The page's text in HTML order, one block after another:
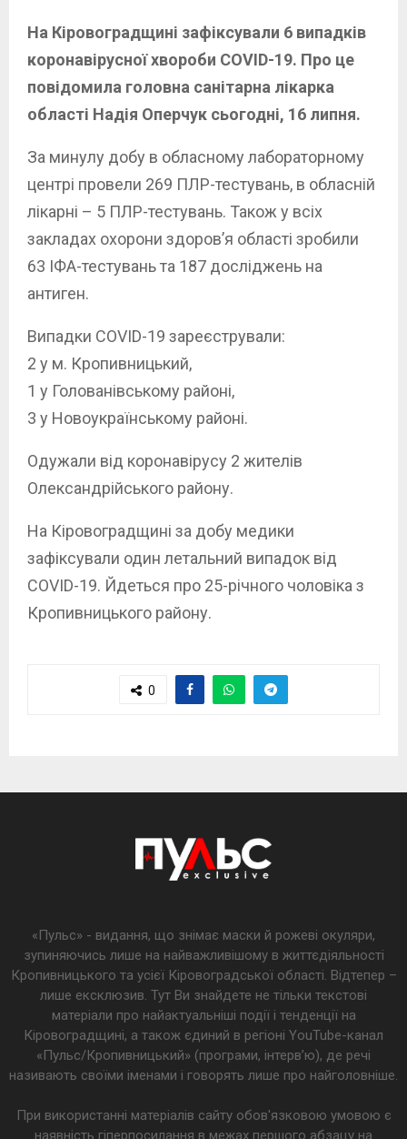
На Кіровоградщині зафіксували 6 випадків
коронавірусної хвороби COVID-19. Про це
повідомила головна санітарна лікарка
області Надія Оперчук сьогодні, 16 липня.
За минулу добу в обласному лабораторному
центрі провели 269 ПЛР-тестувань, в обласній
лікарні – 5 ПЛР-тестувань. Також у всіх
закладах охорони здоров’я області зробили
63 ІФА-тестувань та 187 досліджень на
антиген.
Випадки COVID-19 зареєстрували:
2 у м. Кропивницький,
1 у Голованівському районі,
3 у Новоукраїнському районі.
Одужали від коронавірусу 2 жителів
Олександрійського району.
Нa Кіровогрaдщині за добу медики
зафіксували один летальний випадок від
COVID-19. Йдеться про 25-річного чоловіка з
Кропивницького району.
0
«Пульс» - видання, що знімає маски й рожеві окуляри,
зупиняючись лише на найважливішому в життєдіяльності
Кропивницького та усієї Кіровоградської області. Відтепер –
лише ексклюзив. Тут Ви знайдете не тільки текстові
матеріали про найактуальніші події і тенденції на
Кіровоградщині, а також єдиний в регіоні YouTube-канал
«Пульс/Кропивницький» (програми, інтерв’ю), де речі
називають своїми іменами і говорять лише про найголовніше.
При використанні матеріалів сайту обов'язковою умовою є
наявність гіперпосилання в межах першого абзацу на